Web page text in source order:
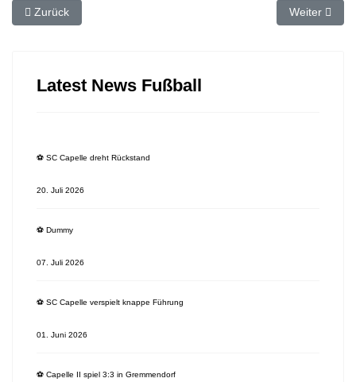
Vorheriger Beitrag: ⚽️ SC Capelle kommt doch noch zurück
Zurück Nächster
Weiter
Latest News Fußball
⚽️ SC Capelle dreht Rückstand
20. Juli 2026
⚽️ Dummy
07. Juli 2026
⚽️ SC Capelle verspielt knappe Führung
01. Juni 2026
⚽️ Capelle II spiel 3:3 in Gremmendorf